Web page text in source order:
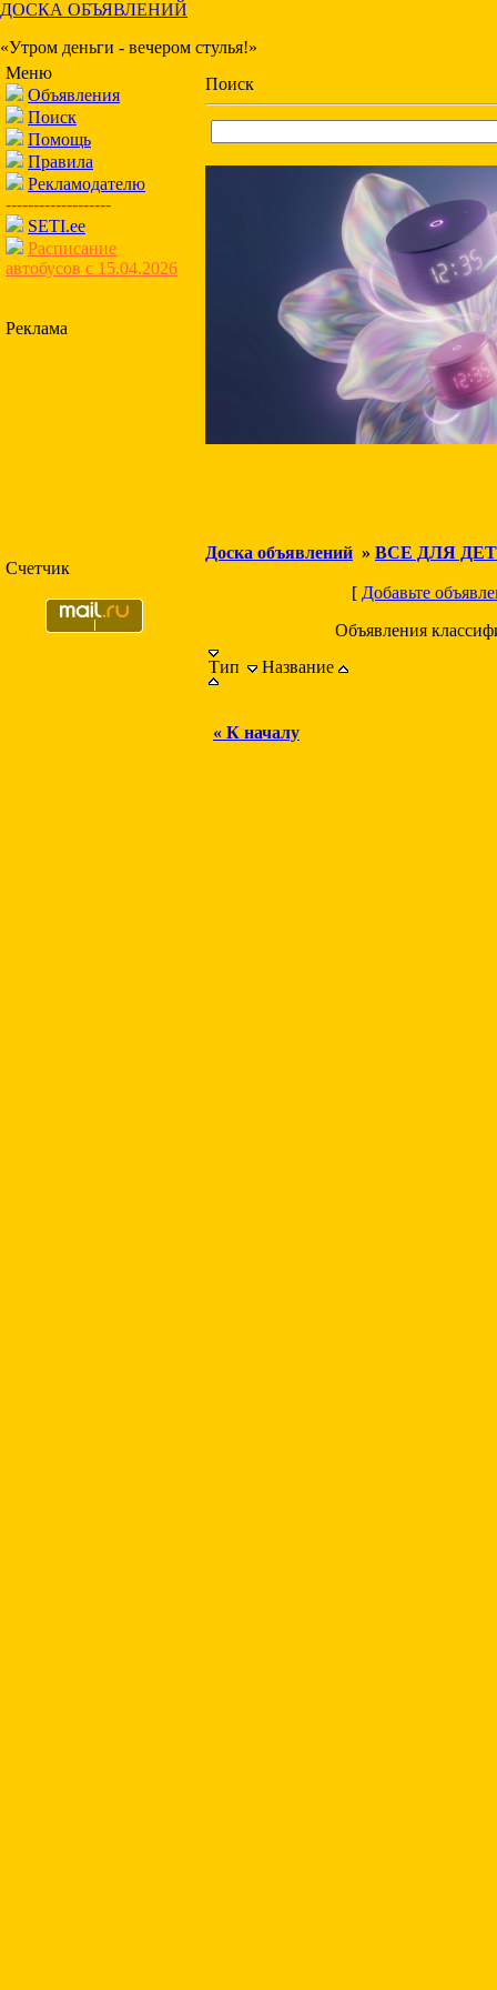
ДОСКА ОБЪЯВЛЕНИЙ
«Утром деньги - вечером стулья!»
Меню
Объявления
Поиск
Помощь
Правила
Рекламодателю
-------------------
SETI.ee
Расписание
автобусов с 15.04.2026
Реклама
Счетчик
Поиск
Доска объявлений » ВСЕ ДЛЯ
[ Добавьте
Объявления
Тип
Название
« К началу